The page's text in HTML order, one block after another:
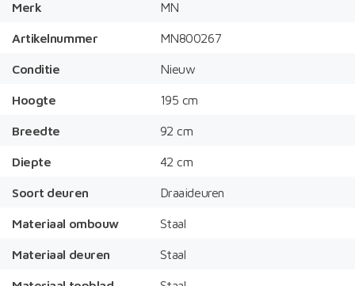
Merk MN
Artikelnummer MN800267
Conditie Nieuw
Hoogte 195 cm
Breedte 92 cm
Diepte 42 cm
Soort deuren Draaideuren
Materiaal ombouw Staal
Materiaal deuren Staal